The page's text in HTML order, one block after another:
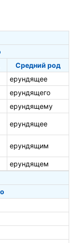
Средний род
ерундящее
ерундящего
ерундящему
ерундящее
ерундящим
ерундящем